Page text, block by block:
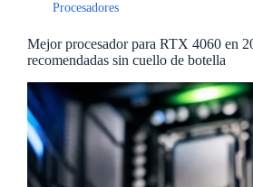
Procesadores
Mejor procesador para RTX 4060 en
recomendadas sin cuello de botella